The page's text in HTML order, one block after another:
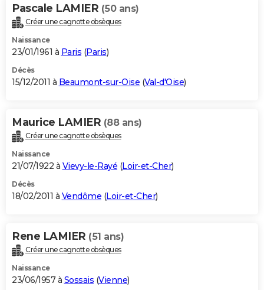
Pascale LAMIER (50 ans)
Créer une cagnotte obsèques
Naissance
23/01/1961 à Paris (Paris)
Décès
15/12/2011 à Beaumont-sur-Oise (Val-d'Oise)
Maurice LAMIER (88 ans)
Créer une cagnotte obsèques
Naissance
21/07/1922 à Vievy-le-Rayé (Loir-et-Cher)
Décès
18/02/2011 à Vendôme (Loir-et-Cher)
Rene LAMIER (51 ans)
Créer une cagnotte obsèques
Naissance
23/06/1957 à Sossais (Vienne)